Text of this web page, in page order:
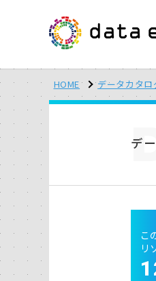
HOME データカタロ
デ
こ
リ